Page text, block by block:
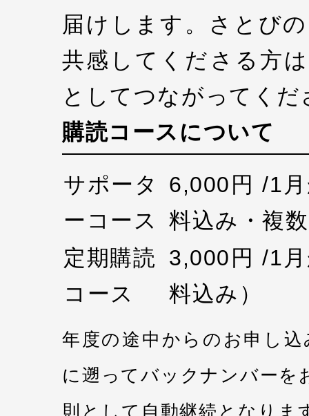
届けします。さとび
共感してくださる方
としてつながってくだ
購読コースについて
サポータ
ーコース
6,000円 /1
料込み・複
定期購読
コース
3,000円 /1
料込み）
年度の途中からのお申し
に遡ってバックナンバーを
則として自動継続となりま